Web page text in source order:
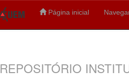
Página inicial
REPOSITÓRIO